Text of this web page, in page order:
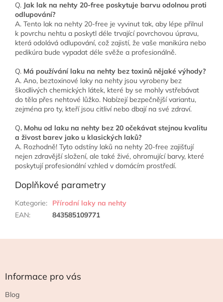
Q. Jak lak na nehty 20-free poskytuje barvu odolnou proti
odlupování?
A. Tento lak na nehty 20-free je vyvinut tak, aby lépe přilnul
k povrchu nehtu a poskytl déle trvající povrchovou úpravu,
která odolává odlupování, což zajistí, že vaše manikúra nebo
pedikúra bude vypadat déle svěže a profesionálně.
Q. Má používání laku na nehty bez toxinů nějaké výhody?
A. Ano, beztoxinové laky na nehty jsou vyrobeny bez
škodlivých chemických látek, které by se mohly vstřebávat
do těla přes nehtové lůžko. Nabízejí bezpečnější variantu,
zejména pro ty, kteří jsou citliví nebo dbají na své zdraví.
Q. Mohu od laku na nehty bez 20 očekávat stejnou kvalitu
a živost barev jako u klasických laků?
A. Rozhodně! Tyto odstíny laků na nehty 20-free zajišťují
nejen zdravější složení, ale také živé, ohromující barvy, které
poskytují profesionální vzhled v domácím prostředí.
Doplňkové parametry
Kategorie:
Přírodní laky na nehty
EAN: 843585109771
Informace pro vás
Blog